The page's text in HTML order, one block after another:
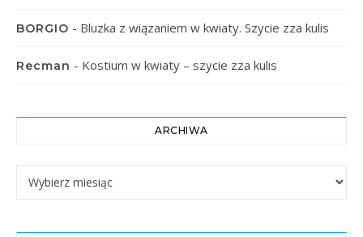
BORGIO - Bluzka z wiązaniem w kwiaty. Szycie zza kulis
Recman - Kostium w kwiaty – szycie zza kulis
ARCHIWA
Archiwa